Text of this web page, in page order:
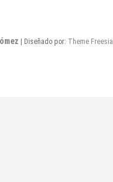
| Diseñado por: Theme Freesia